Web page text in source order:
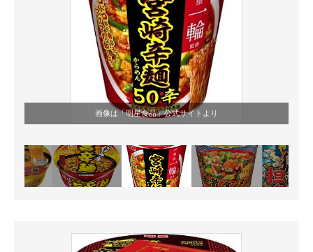
画像は「明星食品」公式サイトより